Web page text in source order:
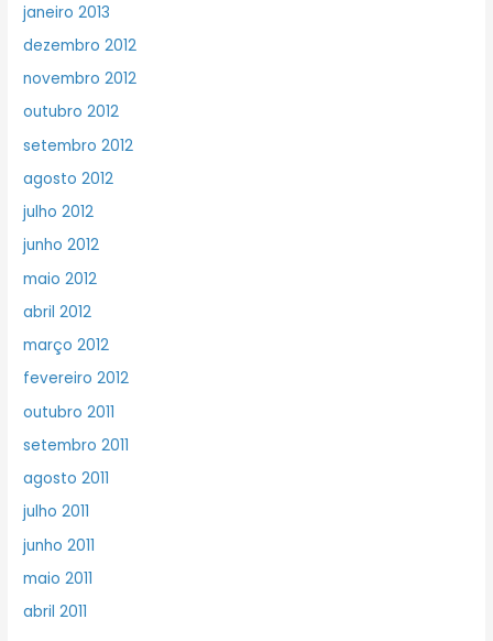
janeiro 2013
dezembro 2012
novembro 2012
outubro 2012
setembro 2012
agosto 2012
julho 2012
junho 2012
maio 2012
abril 2012
março 2012
fevereiro 2012
outubro 2011
setembro 2011
agosto 2011
julho 2011
junho 2011
maio 2011
abril 2011